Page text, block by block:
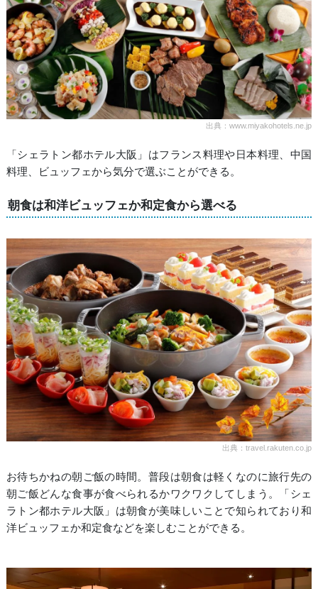
出典：www.miyakohotels.ne.jp
「シェラトン都ホテル大阪」はフランス料理や日本料理、中国
料理、ビュッフェから気分で選ぶことができる。
朝食は和洋ビュッフェか和定食から選べる
出典：travel.rakuten.co.jp
お待ちかねの朝ご飯の時間。普段は朝食は軽くなのに旅行先の
朝ご飯どんな食事が食べられるかワクワクしてしまう。「シェ
ラトン都ホテル大阪」は朝食が美味しいことで知られており和
洋ビュッフェか和定食などを楽しむことができる。